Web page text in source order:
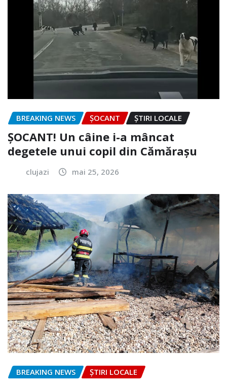
BREAKING NEWS ȘOCANT ȘTIRI LOCALE
ȘOCANT! Un câine i-a mâncat
degetele unui copil din Cămărașu
clujazi mai 25, 2026
BREAKING NEWS ȘTIRI LOCALE